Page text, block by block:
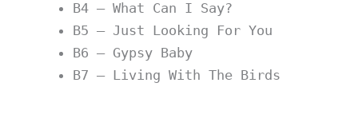
B4 – What Can I Say?
B5 – Just Looking For You
B6 – Gypsy Baby
B7 – Living With The Birds